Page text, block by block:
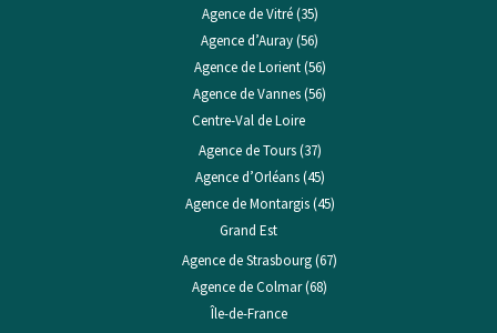
Agence de Vitré (35)
Agence d’Auray (56)
Agence de Lorient (56)
Agence de Vannes (56)
Centre-Val de Loire
Agence de Tours (37)
Agence d’Orléans (45)
Agence de Montargis (45)
Grand Est
Agence de Strasbourg (67)
Agence de Colmar (68)
Île-de-France